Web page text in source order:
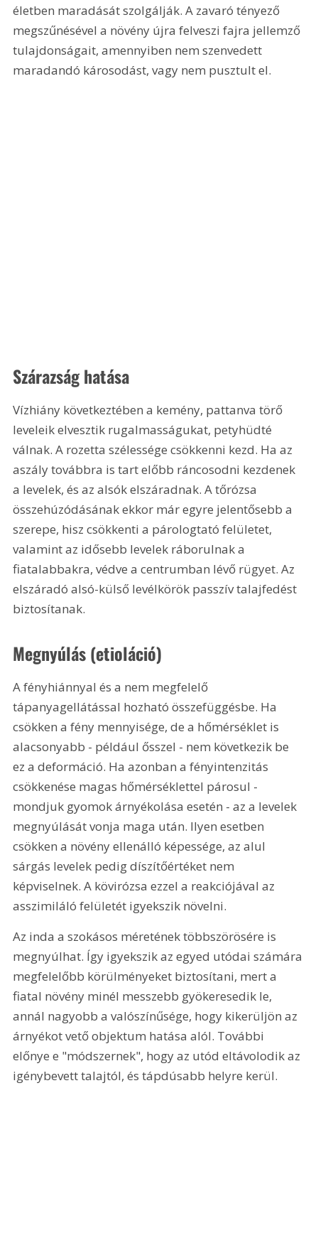
életben maradását szolgálják. A zavaró tényező
megszűnésével a növény újra felveszi fajra jellemző
tulajdonságait, amennyiben nem szenvedett
maradandó károsodást, vagy nem pusztult el.
Szárazság hatása
Vízhiány következtében a kemény, pattanva törő
leveleik elvesztik rugalmasságukat, petyhüdté
válnak. A rozetta szélessége csökkenni kezd. Ha az
aszály továbbra is tart előbb ráncosodni kezdenek
a levelek, és az alsók elszáradnak. A tőrózsa
összehúzódásának ekkor már egyre jelentősebb a
szerepe, hisz csökkenti a párologtató felületet,
valamint az idősebb levelek ráborulnak a
fiatalabbakra, védve a centrumban lévő rügyet. Az
elszáradó alsó-külső levélkörök passzív talajfedést
biztosítanak.
Megnyúlás (etioláció)
A fényhiánnyal és a nem megfelelő
tápanyagellátással hozható összefüggésbe. Ha
csökken a fény mennyisége, de a hőmérséklet is
alacsonyabb - például ősszel - nem következik be
ez a deformáció. Ha azonban a fényintenzitás
csökkenése magas hőmérséklettel párosul -
mondjuk gyomok árnyékolása esetén - az a levelek
megnyúlását vonja maga után. Ilyen esetben
csökken a növény ellenálló képessége, az alul
sárgás levelek pedig díszítőértéket nem
képviselnek. A kövirózsa ezzel a reakciójával az
asszimiláló felületét igyekszik növelni.
Az inda a szokásos méretének többszörösére is
megnyúlhat. Így igyekszik az egyed utódai számára
megfelelőbb körülményeket biztosítani, mert a
fiatal növény minél messzebb gyökeresedik le,
annál nagyobb a valószínűsége, hogy kikerüljön az
árnyékot vető objektum hatása alól. További
előnye e "módszernek", hogy az utód eltávolodik az
igénybevett talajtól, és tápdúsabb helyre kerül.